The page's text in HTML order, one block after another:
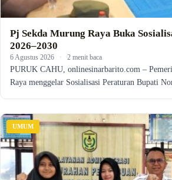
Pj Sekda Murung Raya Buka
2026–2030
6 Agustus 2026 · 2 menit baca
PURUK CAHU, onlinesinarbarito.com –
Raya menggelar Sosialisasi Peraturan Bupati
UMUM